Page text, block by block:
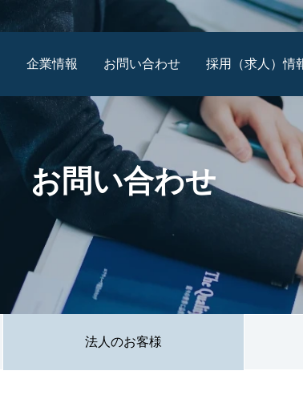
企業情報
会社概要
沿革
役員経歴
アクセス
CSR活動
お問い合わせ
個人のお客様
法人のお客様
採用（求人）情
お問い合わせ
法人のお客様